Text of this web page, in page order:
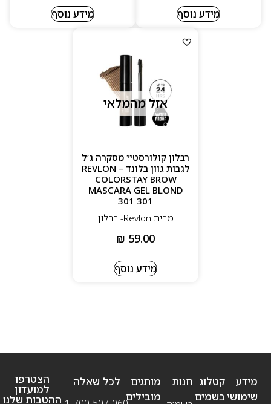
מידע נוסף מידע נוסף
אזל מהמלאי
רבלון קולורסטיי מסקרה ג’ל
לגבות גוון בלונד – REVLON
COLORSTAY BROW
MASCARA GEL BLOND
301 301
מבית Revlon- רבלון
₪ 59.00
מידע נוסף
מידע
שימושי
חנות
קטלוג
בשמים
מותגים
מובילים
לכל שאלה הצטרפו
למועדון
ההטבות שלנו